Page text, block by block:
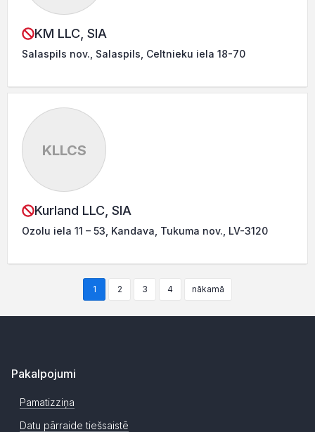
KM LLC, SIA
Salaspils nov., Salaspils, Celtnieku iela 18-70
KLLCS
Kurland LLC, SIA
Ozolu iela 11 – 53, Kandava, Tukuma nov., LV-3120
1 2 3 4 nākamā
Pakalpojumi
Pamatizziņa
Datu pārraide tiešsaistē